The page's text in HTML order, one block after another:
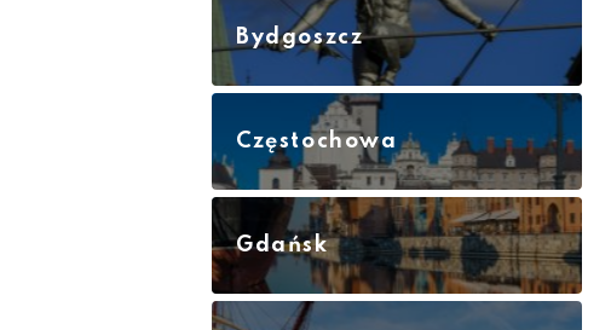
Bydgoszcz
Częstochowa
Gdańsk